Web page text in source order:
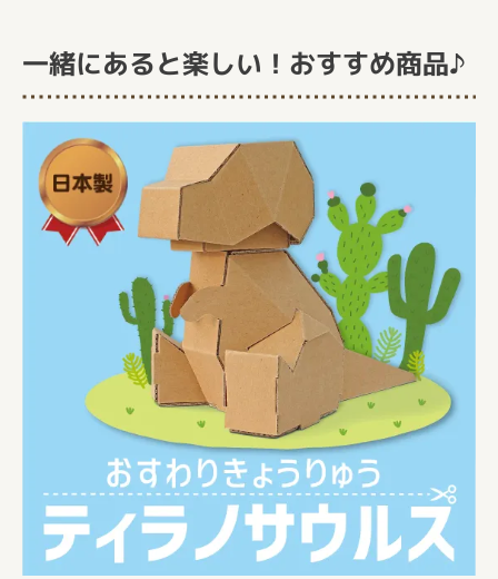
一緒にあると楽しい！おすすめ商品♪